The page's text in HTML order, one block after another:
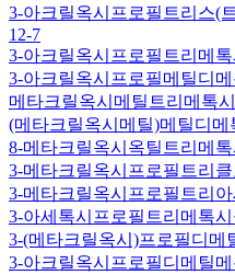
3-아크릴옥시프로필트리스(
12-7
3-아크릴옥시프로필트리메톡
3-아크릴옥시프로필메틸디
메타크릴옥시메틸트리메톡
(메타크릴옥시메틸)메틸디메
8-메타크릴옥시옥틸트리메톡
3-메타크릴옥시프로필트리
3-메타크릴옥시프로필트리아
3-아세톡시프로필트리메톡시
3-(메타크릴옥시)프로필디메
3-아크릴옥시프로필디메틸메